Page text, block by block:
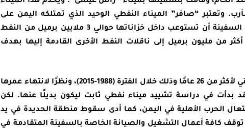
وتعتبر “صافر” الميناء النفطي الوحيد الذي تمتلكه اليمن على
ساحل البحر الأحمر، وتستطيع تلك السفينة أن تستوعب داخل خزاناتها حوالي 3 ملايين برميل من النفط
من مليون برميل إلى ناقلات النفط الأخرى القادمة إليها بهدف
خدمت “صافر” القطاع النفطي اليمني لأكثر من 26 عامًا وذلك خلال الفترة (1988-2015)، ونظرًا لانتهاء عمرها
قد بدأت في دراسة تشييد ميناء نفطي ثابت ليكون بديلًا عنها. لكن
الحرب الأهلية في اليمن، كما أدى سقوط منطقة الحديدة في يد
الحوثي في مارس 2015 إلى توقف كافة أعمال التشغيل والصيانة الخاصة بالسفينة المتقادمة في